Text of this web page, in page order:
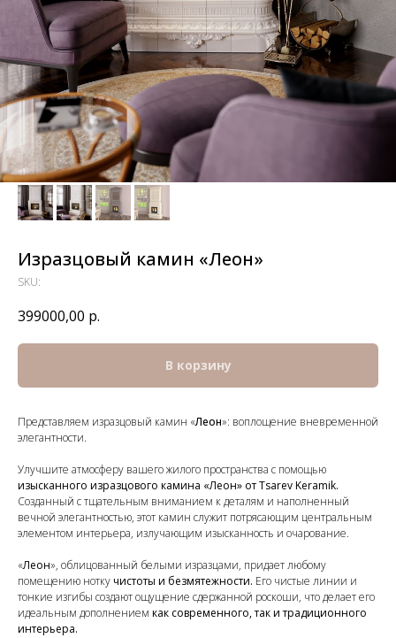
Изразцовый камин «Леон»
SKU:
399000,00 р.
В корзину
Представляем изразцовый камин «Леон»: воплощение вневременной
элегантности.
Улучшите атмосферу вашего жилого пространства с помощью
изысканного изразцового камина «Леон» от Tsarev Keramik.
Созданный с тщательным вниманием к деталям и наполненный
вечной элегантностью, этот камин служит потрясающим центральным
элементом интерьера, излучающим изысканность и очарование.
«Леон», облицованный белыми изразцами, придает любому
помещению ноткучистоты и безмятежности. Его чистые линии и
тонкие изгибы создают ощущение сдержанной роскоши, что делает его
идеальным дополнением как современного, так и традиционного
интерьера.